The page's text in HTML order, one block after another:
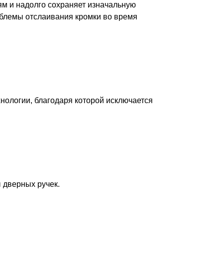
и надолго сохраняет изначальную
отслаивания кромки во время
благодаря которой исключается
ручек.